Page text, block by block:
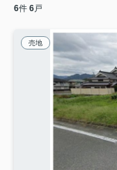
6件 6戸
売地